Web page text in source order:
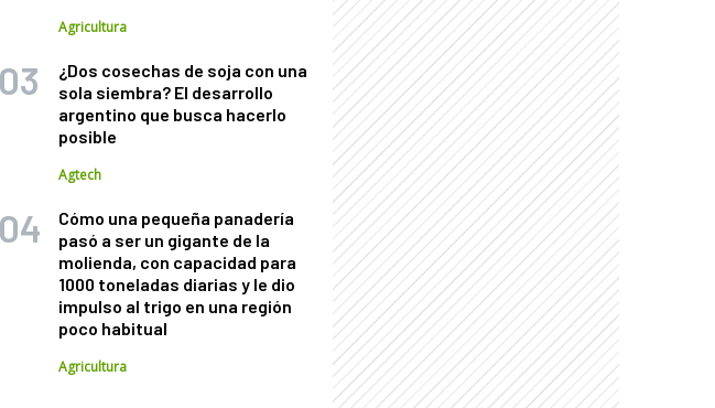
Agricultura
¿Dos cosechas de soja con una
sola siembra? El desarrollo
argentino que busca hacerlo
posible
Agtech
Cómo una pequeña panadería
pasó a ser un gigante de la
molienda, con capacidad para
1000 toneladas diarias y le dio
impulso al trigo en una región
poco habitual
Agricultura